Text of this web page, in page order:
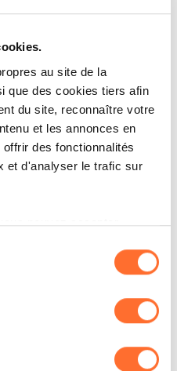
au site de la
que des cookies tiers afin
du site, reconnaître votre
et les annonces en
des fonctionnalités
et d'analyser le trafic sur
pouvez accepter,
nécessaires au
des différents
« Détails » ci-
sur le site et certaines
faciliter la vie tout en
d’allier confort,
Véronique
communication
la transition
pour une
aux attentes et